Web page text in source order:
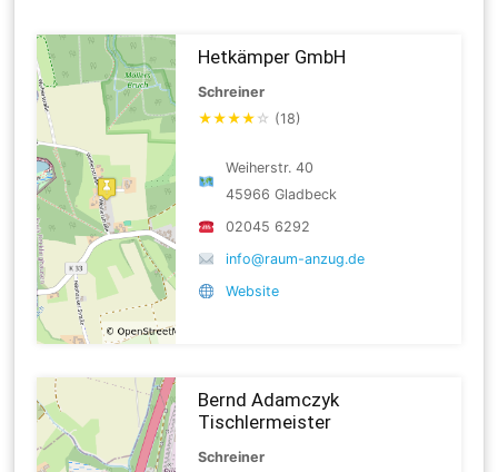
Hetkämper GmbH
Schreiner
★★★★ ☆ (18)
Weiherstr. 40
45966 Gladbeck
02045 6292
info@raum-anzug.de
Website
Bernd Adamczyk
Tischlermeister
Schreiner